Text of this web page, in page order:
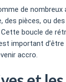
de
des pièces, ou
boucle de
important
accro.